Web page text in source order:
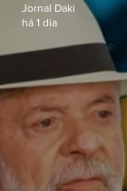
Jornal Daki
há 1 dia